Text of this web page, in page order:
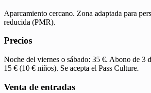
Aparcamiento cercano. Zona adaptada para
reducida (PMR).
Precios
Noche del viernes o sábado: 35 €. Abono de 3
15 € (10 € niños). Se acepta el Pass Culture.
Venta de entradas